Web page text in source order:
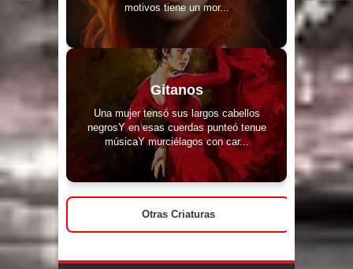
motivos tiene un mor...
Gitanos
Una mujer tensó sus largos cabellos
negrosY en esas cuerdas punteó tenue
músicaY murciélagos con car...
Otras Criaturas